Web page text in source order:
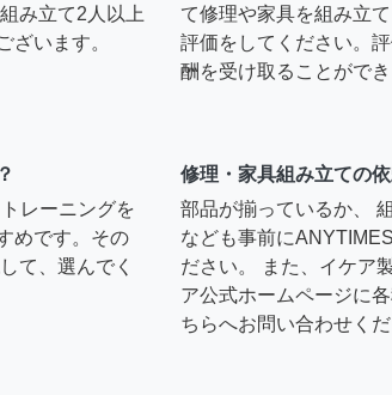
み立て2人以上
ざいます。
て修理や家具を組み立
評価をしてください。
酬を受け取ることができ
レーニングを
めです。その
て、選んでく
修理・家具組み立ての
部品が揃っているか、
なども事前に
ださい。 また、イケア
ア公式ホームページに
ちらへお問い合わせくだ